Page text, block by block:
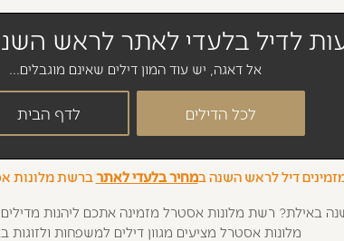
לדיל בלעדי לאתר לראש
אל דאגה, יש עוד המון דילים שאינם מוגבלים...
לכל הדילים לדף הבית
דיל לראש השנה במחיר בלעדי לאתרברשת מלונות
באילת? רשת מלונות אסטרל מזמינה אתכם ליהנות מדילים
מלונות אסטרל מציעים מגוון דילים למשפחות ולזוגות